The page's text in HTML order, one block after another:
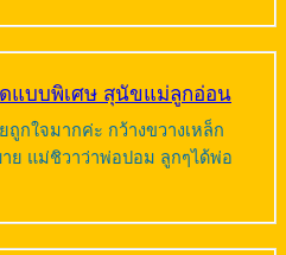
แบบพิเศษ สุนัขแม่ลูกอ่อน
ถูกใจมากค่ะ กว้างขวางเหล็ก
ย แม่ชิวาว่าพ่อปอม ลูกๆได้พ่อ